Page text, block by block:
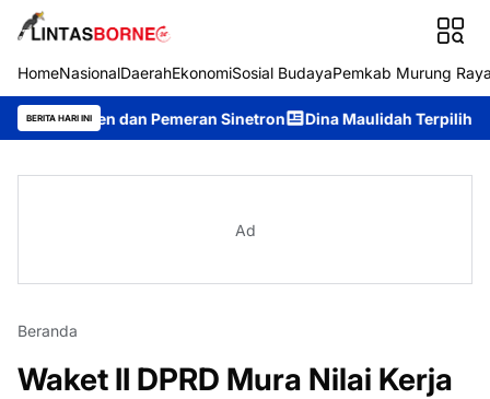
HomeNasionalDaerahEkonomiSosial BudayaPemkab Murung
BERITA HARI INI
Pemeran Sinetron Dina Maulidah Terpilih Aklamasi Pimpin
Ad
Beranda
Waket II DPRD Mura Nilai Kerja